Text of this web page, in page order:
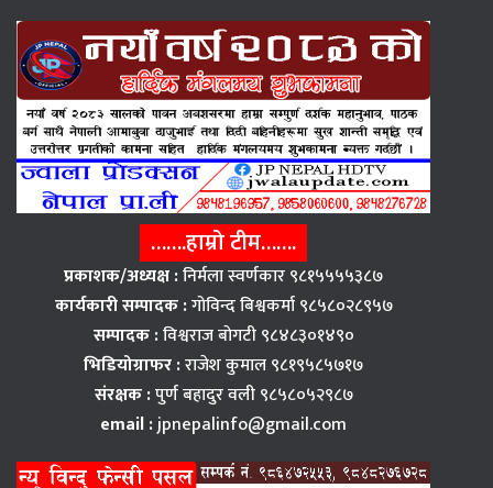
…….हाम्रो टीम…….
प्रकाशक/अध्यक्ष :निर्मला स्वर्णकार ९८१५५५५३८७
कार्यकारी सम्पादक :गोविन्द बिश्वकर्मा ९८५८०२८९५७
सम्पादक :विश्वराज बाेगटी ९८४८३०१४९०
भिडियोग्राफर :राजेश कुमाल ९८१९५८५७१७
संरक्षक :पुर्ण बहादुर वली ९८५८०५२९८७
email :jpnepalinfo@gmail.com